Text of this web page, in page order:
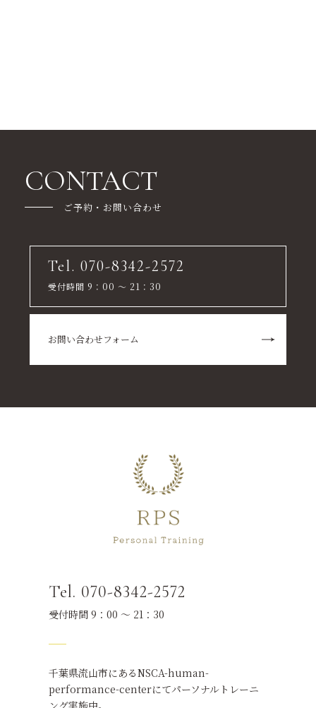
CONTACT
ご予約・お問い合わせ
Tel. 070-8342-2572
受付時間 9：00 ～ 21：30
お問い合わせフォーム
Tel. 070-8342-2572
受付時間 9：00 ～ 21：30
千葉県流山市にあるNSCA-human-
performance-centerにてパーソナルトレーニ